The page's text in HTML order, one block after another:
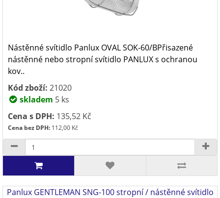
Nástěnné svítidlo Panlux OVAL SOK-60/BPřisazené
nástěnné nebo stropní svítidlo PANLUX s ochranou
kov..
Kód zboží: 21020
skladem 5 ks
Cena s DPH: 135,52 Kč
Cena bez DPH: 112,00 Kč
Panlux GENTLEMAN SNG-100 stropní / nástěnné svítidlo